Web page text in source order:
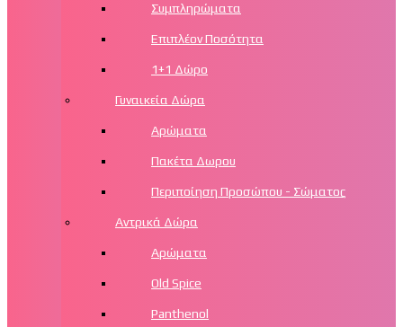
Συμπληρώματα
Επιπλέον Ποσότητα
1+1 Δώρο
Γυναικεία Δώρα
Αρώματα
Πακέτα Δωρου
Περιποίηση Προσώπου - Σώματος
Αντρικά Δώρα
Αρώματα
Old Spice
Panthenol